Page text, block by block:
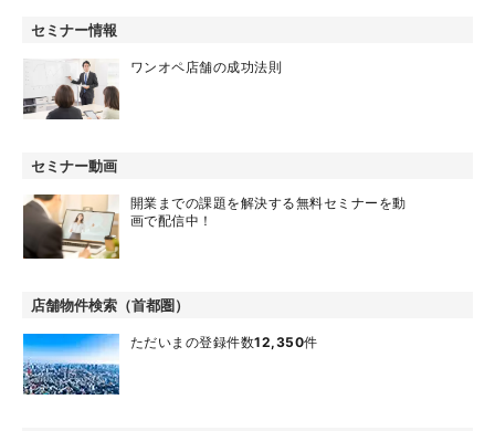
セミナー情報
ワンオペ店舗の成功法則
セミナー動画
開業までの課題を解決する無料セミナーを動
画で配信中！
店舗物件検索（首都圏）
ただいまの登録件数12,350件